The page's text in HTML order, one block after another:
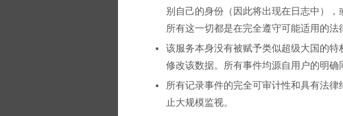
别自己的身份（因此将出现在日志中），
所有这一切都是在完全遵守可能适用的法
该服务本身没有被赋予类似超级大国的
修改该数据。所有事件均源自用户的明确
所有记录事件的完全可审计性和具有法
止大规模监视。